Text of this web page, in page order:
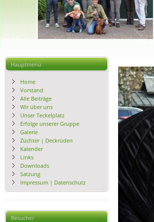
Hauptmenü
Home
Vorstand
Alle Beiträge
Wir über uns
Unser Teckelplatz
Erfolge unserer Gruppe
Galerie
Züchter | Deckrüden
Kalender
Links
Downloads
Satzung
Impressum | Datenschutz
Besucher